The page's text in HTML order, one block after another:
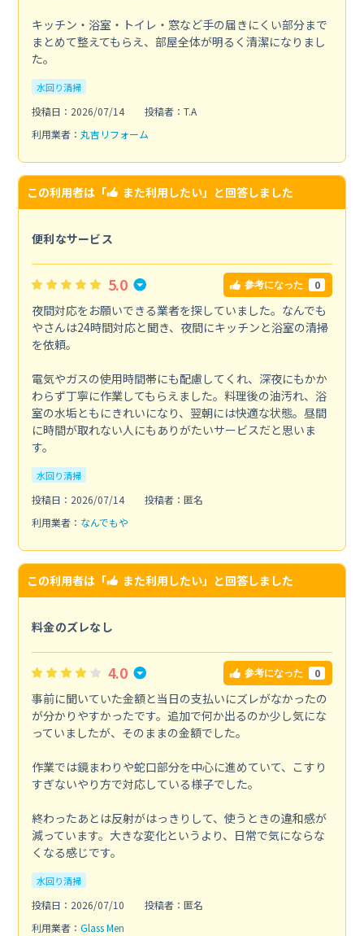
キッチン・浴室・トイレ・窓など手の届きにくい部分まで
まとめて整えてもらえ、部屋全体が明るく清潔になりまし
た。
水回り清掃
投稿日：2026/07/14
投稿者：T.A
利用業者： 丸吉リフォーム
この利用者は「 また利用したい」と回答しました
便利なサービス
5.0 参考になった 0
夜間対応をお願いできる業者を探していました。なんでも
やさんは24時間対応と聞き、夜間にキッチンと浴室の清掃
を依頼。
電気やガスの使用時間帯にも配慮してくれ、深夜にもかか
わらず丁寧に作業してもらえました。料理後の油汚れ、浴
室の水垢ともにきれいになり、翌朝には快適な状態。昼間
に時間が取れない人にもありがたいサービスだと思いま
す。
水回り清掃
投稿日：2026/07/14
投稿者：匿名
利用業者： なんでもや
この利用者は「 また利用したい」と回答しました
料金のズレなし
4.0 参考になった 0
事前に聞いていた金額と当日の支払いにズレがなかったの
が分かりやすかったです。追加で何か出るのか少し気にな
っていましたが、そのままの金額でした。
作業では鏡まわりや蛇口部分を中心に進めていて、こすり
すぎないやり方で対応している様子でした。
終わったあとは反射がはっきりして、使うときの違和感が
減っています。大きな変化というより、日常で気にならな
くなる感じです。
水回り清掃
投稿日：2026/07/10
投稿者：匿名
利用業者： Glass Men